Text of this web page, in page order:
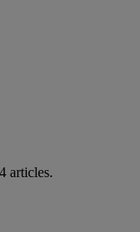
articles.